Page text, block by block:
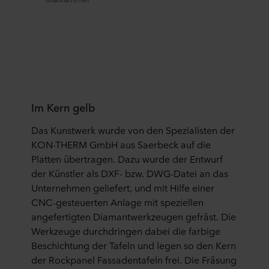
Im Kern gelb
Das Kunstwerk wurde von den Spezialisten der
KON-THERM GmbH aus Saerbeck auf die
Platten übertragen. Dazu wurde der Entwurf
der Künstler als DXF- bzw. DWG-Datei an das
Unternehmen geliefert, und mit Hilfe einer
CNC-gesteuerten Anlage mit speziellen
angefertigten Diamantwerkzeugen gefräst. Die
Werkzeuge durchdringen dabei die farbige
Beschichtung der Tafeln und legen so den Kern
der Rockpanel Fassadentafeln frei. Die Fräsung